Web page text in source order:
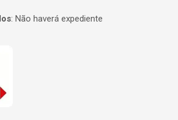
: Não haverá expediente